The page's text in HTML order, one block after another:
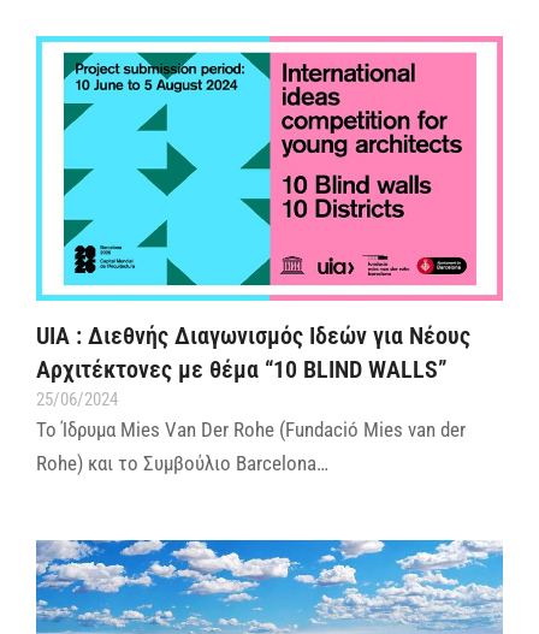
UIA : Διεθνής Διαγωνισμός Ιδεών για Νέους
Αρχιτέκτονες με θέμα “10 BLIND WALLS”
25/06/2024
Το Ίδρυμα Mies Van Der Rohe (Fundació Mies van der
Rohe) και το Συμβούλιο Barcelona…